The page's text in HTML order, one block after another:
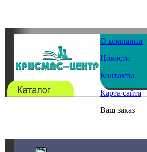
О компании
Новости
Контакты
Карта сайта
Ваш заказ